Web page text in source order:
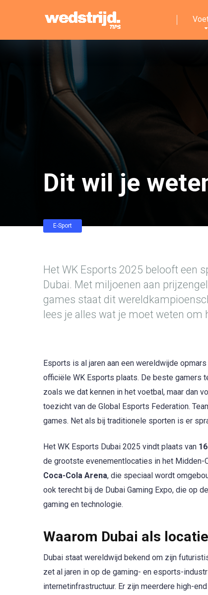
Dit wil je
E-Sport
Het WK Esports 2025 belooft een
Dubai. Met miljoenen aan
games staat dit
lees je alles wat je moet weten om
Esports is al jaren aan een wereldwijde
officiële WK Esports plaats. De beste gamers
zoals we dat kennen in het voetbal, maar dan
toezicht van de Global Esports Federation.
games. Net als bij traditionele sporten is er
Het WK Esports Dubai 2025 vindt plaats van
de grootste evenementlocaties in het Midden-
Coca-Cola Arena, die speciaal wordt
ook terecht bij de Dubai Gaming Expo, die op
gaming en technologie.
Waarom Dubai als
Dubai staat wereldwijd bekend om zijn
zet al jaren in op de gaming- en esports-
internetinfrastructuur. Er zijn meerdere high-